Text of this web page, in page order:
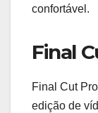
confortável.
Final
Final Cut
edição de